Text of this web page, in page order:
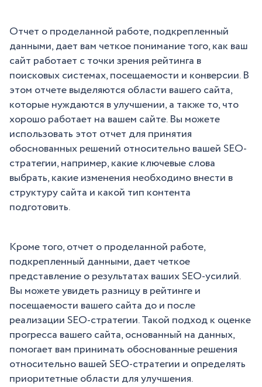
Отчет о проделанной работе, подкрепленный
данными, дает вам четкое понимание того, как ваш
сайт работает с точки зрения рейтинга в
поисковых системах, посещаемости и конверсии. В
этом отчете выделяются области вашего сайта,
которые нуждаются в улучшении, а также то, что
хорошо работает на вашем сайте. Вы можете
использовать этот отчет для принятия
обоснованных решений относительно вашей SEO-
стратегии, например, какие ключевые слова
выбрать, какие изменения необходимо внести в
структуру сайта и какой тип контента
подготовить.
Кроме того, отчет о проделанной работе,
подкрепленный данными, дает четкое
представление о результатах ваших SEO-усилий.
Вы можете увидеть разницу в рейтинге и
посещаемости вашего сайта до и после
реализации SEO-стратегии. Такой подход к оценке
прогресса вашего сайта, основанный на данных,
помогает вам принимать обоснованные решения
относительно вашей SEO-стратегии и определять
приоритетные области для улучшения.